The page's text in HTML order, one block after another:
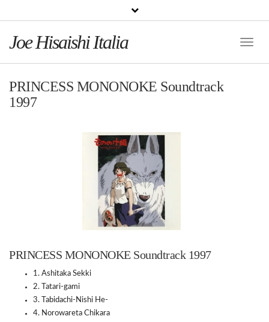
Joe Hisaishi Italia
Toggle
PRINCESS MONONOKE Soundtrack
1997
PRINCESS MONONOKE Soundtrack 1997
1. Ashitaka Sekki
2. Tatari-gami
3. Tabidachi-Nishi He-
4. Norowareta Chikara